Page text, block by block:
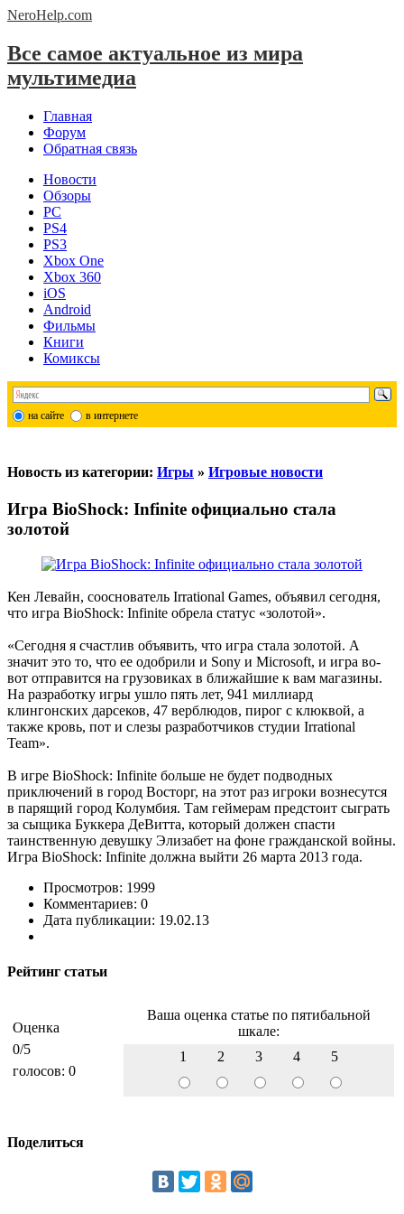
NeroHelp.com
Все самое актуальное из мира
мультимедиа
Главная
Форум
Обратная связь
Новости
Обзоры
PC
PS4
PS3
Xbox One
Xbox 360
iOS
Android
Фильмы
Книги
Комиксы
на сайте в интернете
Новость из категории: Игры » Игровые новости
Игра BioShock: Infinite официально стала
золотой
Кен Левайн, сооснователь Irrational Games, объявил сегодня,
что игра BioShock: Infinite обрела статус «золотой».
«Сегодня я счастлив объявить, что игра стала золотой. А
значит это то, что ее одобрили и Sony и Microsoft, и игра во-
вот отправится на грузовиках в ближайшие к вам магазины.
На разработку игры ушло пять лет, 941 миллиард
клингонских дарсеков, 47 верблюдов, пирог с клюквой, а
также кровь, пот и слезы разработчиков студии Irrational
Team».
В игре BioShock: Infinite больше не будет подводных
приключений в город Восторг, на этот раз игроки вознесутся
в парящий город Колумбия. Там геймерам предстоит сыграть
за сыщика Буккера ДеВитта, который должен спасти
таинственную девушку Элизабет на фоне гражданской войны.
Игра BioShock: Infinite должна выйти 26 марта 2013 года.
Просмотров: 1999
Комментариев: 0
Дата публикации: 19.02.13
Рейтинг статьи
Оценка
0/5
голосов: 0
Ваша оценка статье по пятибальной
шкале:
1
2 3 4 5
Поделиться